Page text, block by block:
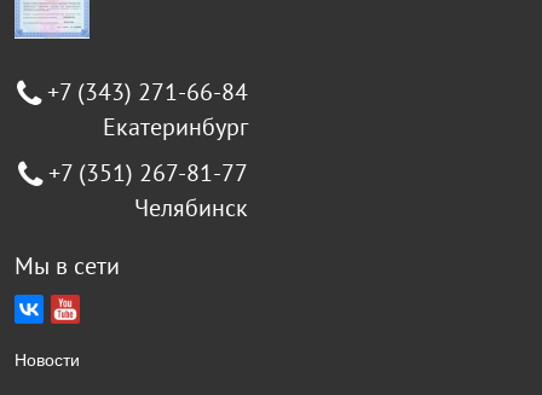
+7 (343) 271-66-84
Екатеринбург
+7 (351) 267-81-77
Челябинск
Мы в сети
Новости